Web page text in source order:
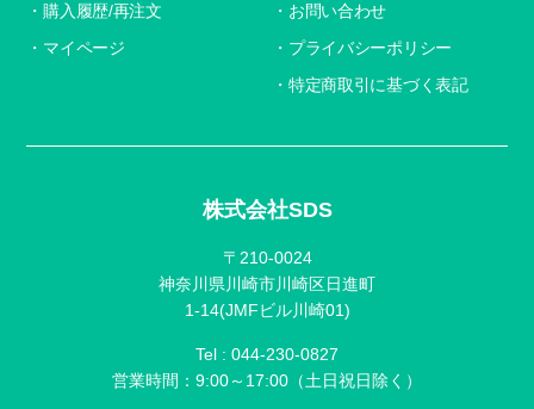
株式会社SDS
〒210-0024
神奈川県川崎市川崎区日進町
1-14(JMFビル川崎01)
Tel : 044-230-0827
営業時間：9:00～17:00（土日祝日除く）
購入履歴/再注文
マイページ
お問い合わせ
プライバシーポリシー
特定商取引に基づく表記